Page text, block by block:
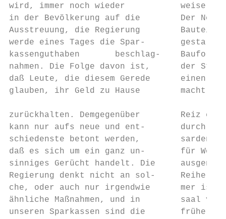
wird, immer noch wieder           weise
in der Bevölkerung auf die        Der
Ausstreuung, die Regierung        Bauteil
werde eines Tages die Spar-
kassenguthaben       beschlag-
nahmen. Die Folge davon ist,      der
daß Leute, die diesem Gerede      einen
glauben, ihr Geld zu Hause        macht.
zurückhalten. Demgegenüber        Reiz
kann nur aufs neue und ent-       durch
schiedenste betont werden,
daß es sich um ein ganz un-       für
sinniges Gerücht handelt. Die
Regierung denkt nicht an sol-     Reihe
che, oder auch nur irgendwie      mer ist in
ähnliche Maßnahmen, und in        saal
unseren Sparkassen sind die       früher in